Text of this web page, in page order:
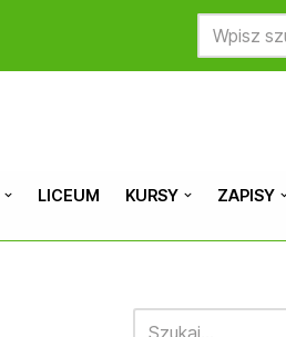
LICEUM KURSY ZAPISY